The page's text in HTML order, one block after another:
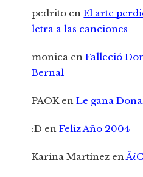
pedrito enEl arte
letra a las canciones
monica enFalleció
Bernal
PAOKenLe gana
:D enFeliz Año 2004
Karina Martínez en